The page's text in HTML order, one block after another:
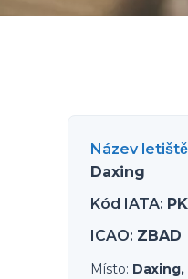
Název letiště
Daxing
Kód IATA:
ICAO: ZBAD
Místo: